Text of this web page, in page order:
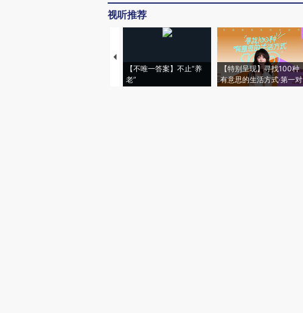
视听推荐
【不唯一答案】不止“养
老”
【特别呈现】寻找100种
有意思的生活方式·第一对